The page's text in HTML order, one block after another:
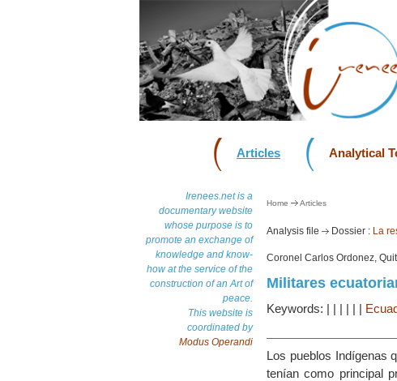
Articles Analytical
Irenees.net is a
documentary website
whose purpose is to
promote an exchange of
knowledge and know-
how at the service of the
construction of an Art of
peace.
This website is
coordinated by
Modus Operandi
Home Articles
Analysis file Dossier : La
Coronel Carlos Ordonez,
Militares
Keywords: | | | | | |
Los pueblos Indígenas
tenían como principal